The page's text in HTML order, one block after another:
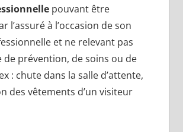
pouvant être
l’assuré à l’occasion de son
et ne relevant pas
de prévention, de soins ou de
: chute dans la salle d’attente,
des vêtements d’un visiteur